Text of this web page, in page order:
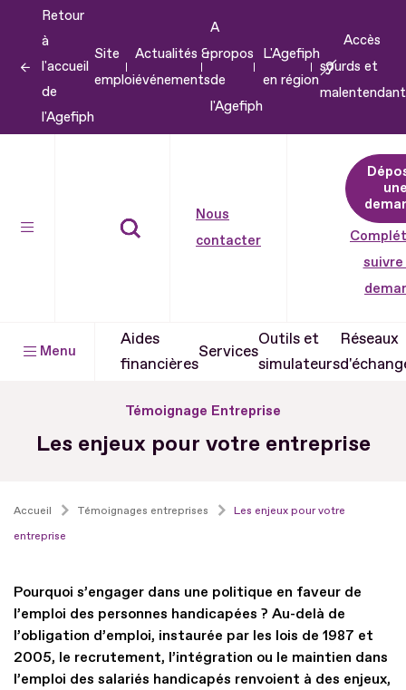
contenu
Retour
à
l'accueil
de
l'Agefiph
Site
emploi
Actualités &
événements
A
propos
de
l'Agefiph
L'Agefiph
en région
Accès
sourds et
Nous
contacter
suivre
Menu
Aides
financières
Services
Outils et
simulateurs
Réseaux
Témoignage Entreprise
Les enjeux pour votre entreprise
Accueil Témoignages entreprises
Les enjeux pour votre
entreprise
Pourquoi s’engager dans une politique en faveur de
l’emploi des personnes handicapées ? Au-delà de
l’obligation d’emploi, instaurée par les lois de 1987 et
2005, le recrutement, l’intégration ou le maintien dans
l’emploi des salariés handicapés renvoient à des enjeux,